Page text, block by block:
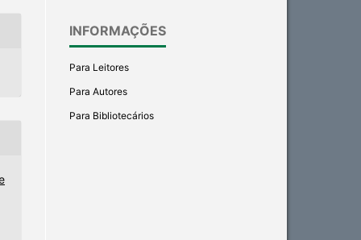
INFORMAÇÕES
Para Leitores
Para Autores
Para Bibliotecários